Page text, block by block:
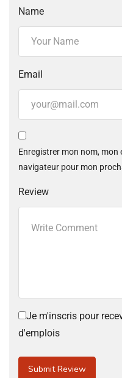
Name
Email
Enregistrer mon nom, mon
navigateur pour mon
Review
Je m'inscris pour
d'emplois